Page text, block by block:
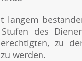
langem
des
zu
werden.